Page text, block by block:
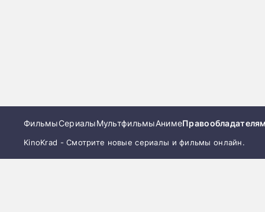
ФильмыСериалыМультфильмыАниме
KinoKrad - Смотрите новые сериалы и фильмы онлайн.